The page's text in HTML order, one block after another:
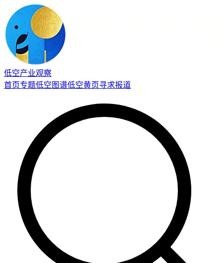
低空产业观察
首页专题低空图谱低空黄页寻求报道